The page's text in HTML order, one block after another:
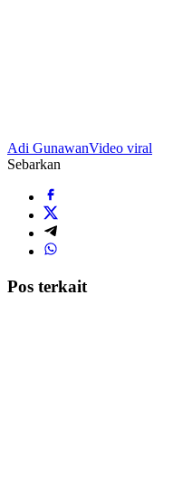
Adi GunawanVideo viral
Sebarkan
Pos terkait